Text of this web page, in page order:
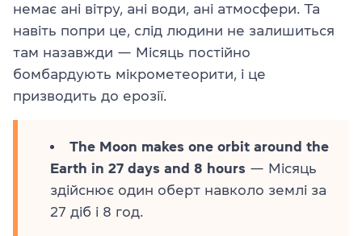
немає ані вітру, ані води, ані атмосфери. Та
навіть попри це, слід людини не залишиться
там назавжди — Місяць постійно
бомбардують мікрометеорити, і це
призводить до ерозії.
The Moon makes one orbit around the
Earth in 27 days and 8 hours — Місяць
здійснює один оберт навколо землі за
27 діб і 8 год.